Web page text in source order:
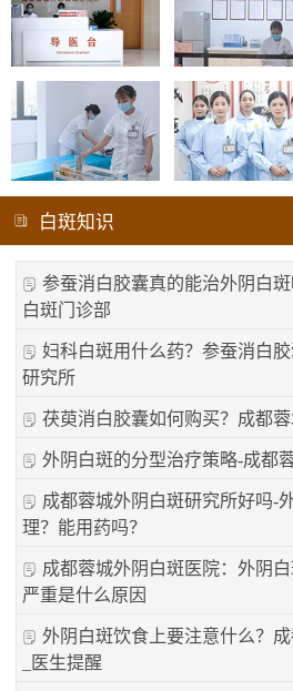
白斑知识
参蚕消白胶囊真的能治外阴白
白斑门诊部
妇科白斑用什么药？参蚕消白
研究所
茯萸消白胶囊如何购买？成都
外阴白斑的分型治疗策略-成都
成都蓉城外阴白斑研究所好吗-
理？能用药吗？
成都蓉城外阴白斑医院：外阴
严重是什么原因
外阴白斑饮食上要注意什么？
_医生提醒